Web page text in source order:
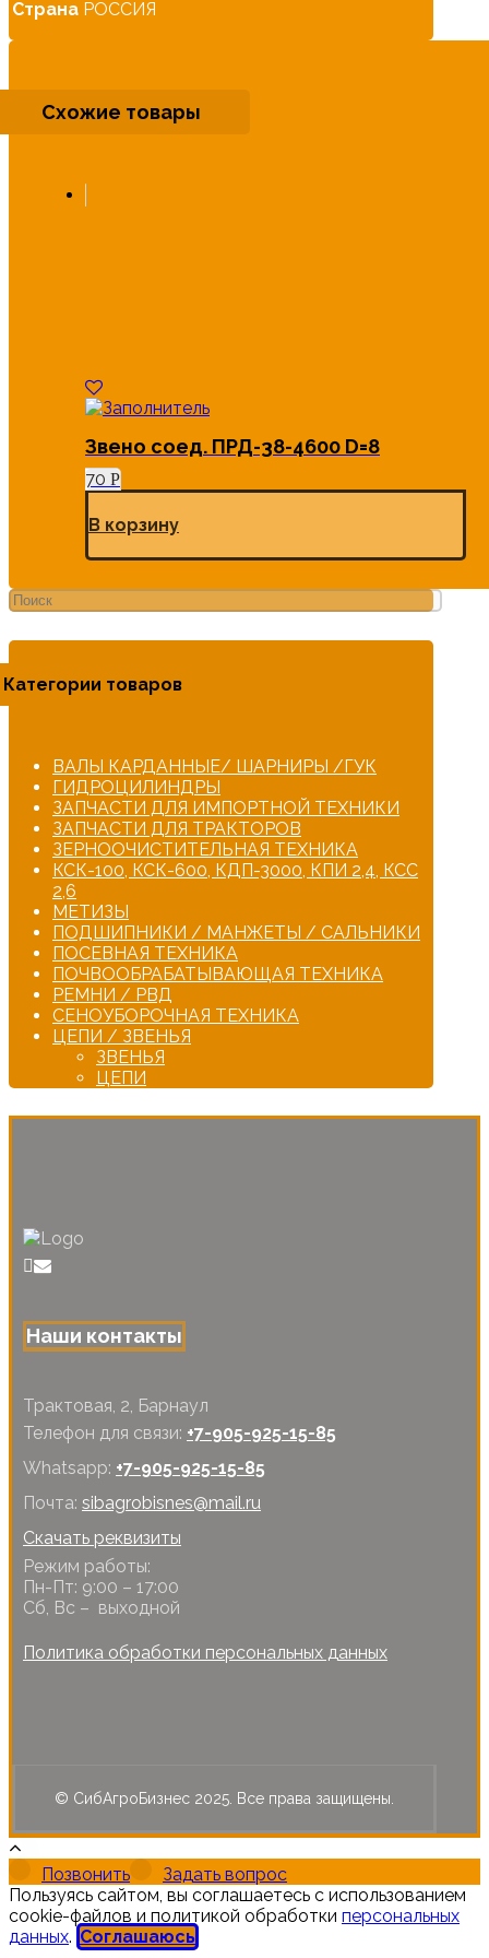
Страна РОССИЯ
Схожие товары
Звено соед. ПРД-38-4600 D=8
70 Р
В корзину
Категории товаров
ВАЛЫ КАРДАННЫЕ/ ШАРНИРЫ /ГУК
ГИДРОЦИЛИНДРЫ
ЗАПЧАСТИ ДЛЯ ИМПОРТНОЙ ТЕХНИКИ
ЗАПЧАСТИ ДЛЯ ТРАКТОРОВ
ЗЕРНООЧИСТИТЕЛЬНАЯ ТЕХНИКА
КСК-100, КСК-600, КДП-3000, КПИ 2,4, КСС
2,6
МЕТИЗЫ
ПОДШИПНИКИ / МАНЖЕТЫ / САЛЬНИКИ
ПОСЕВНАЯ ТЕХНИКА
ПОЧВООБРАБАТЫВАЮЩАЯ ТЕХНИКА
РЕМНИ / РВД
СЕНОУБОРОЧНАЯ ТЕХНИКА
ЦЕПИ / ЗВЕНЬЯ
ЗВЕНЬЯ
ЦЕПИ
Наши контакты
Трактовая, 2, Барнаул
Телефон для связи: +7-905-925-15-85
Whatsapp: +7-905-925-15-85
Почта: sibagrobisnes@mail.ru
Скачать реквизиты
Режим работы:
Пн-Пт: 9:00 – 17:00
Сб, Вс – выходной
Политика обработки персональных данных
© СибАгроБизнес 2025. Все права защищены.
Позвонить
Задать вопрос
Пользуясь сайтом, вы соглашаетесь с использованием
cookie-файлов и политикой обработки персональных
данных. Соглашаюсь